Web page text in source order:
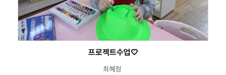
프로젝트수업♡
최혜정